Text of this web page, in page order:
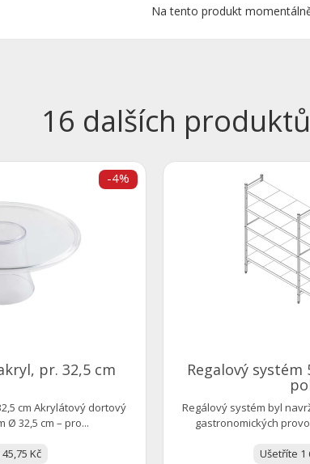
Na tento produkt
16 dalších
pr. 32,5 cm
cm Akrylátový dortový
Ø 32,5 cm – pro...
Kč
-4%
Regalový systém
Regálový systém byl
gastronomických
Ušetříte 1